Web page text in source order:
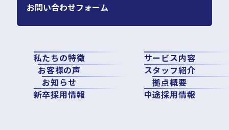
私たちの特徴
サービス内容
お客様の声
スタッフ紹介
お知らせ
拠点概要
新卒採用情報
中途採用情報
お問い合わせフォーム